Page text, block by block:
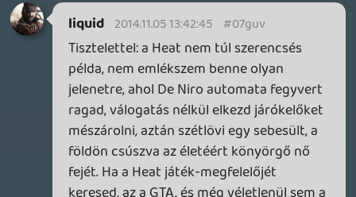
jatekkal, jo vezetni, van kihivas, stb. - de ha
ranezek a grafika alapjan felkesz erzesem
van, amit a multi lehetosegek hianya csak
tovabb fokoz. Mindenesetre en bizom
benne, hogy egy nap ezt a jatekot is
befejezik majd es akkor olyan lesz
amilyennek szerintem is lennie kene.
Blade of Darkness volt a kategoria kiralya
egeszen a Dark Souls megjeleneseig,